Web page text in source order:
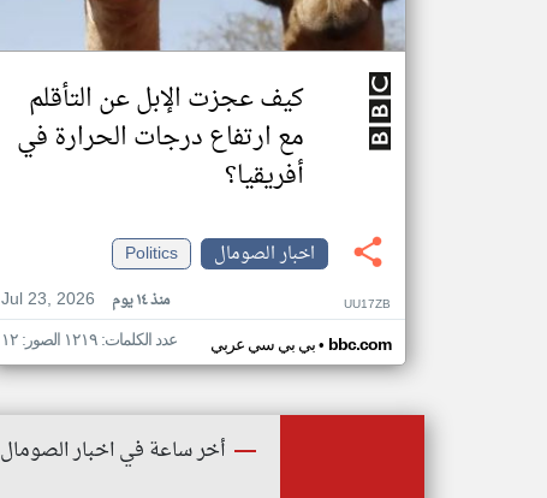
كيف عجزت الإبل عن التأقلم
مع ارتفاع درجات الحرارة في
أفريقيا؟
اخبار الصومال
Politics
Jul 23, 2026
منذ ١٤ يوم UU17ZB
بي بي سي عربي• bbc.com عدد الكلمات: ١٢١٩ الصور: ١٢
أخر ساعة في اخبار الصومال